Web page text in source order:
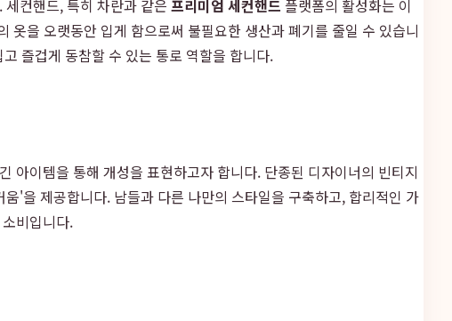
컨핸드, 특히 차란과 같은 프리미엄 세컨핸드 플랫폼의 활성화는 이
을 오랫동안 입게 함으로써 불필요한 생산과 폐기를 줄일 수 있습니
즐겁게 동참할 수 있는 통로 역할을 합니다.
아이템을 통해 개성을 표현하고자 합니다. 단종된 디자이너의 빈티지
'을 제공합니다. 남들과 다른 나만의 스타일을 구축하고, 합리적인 가
비입니다.